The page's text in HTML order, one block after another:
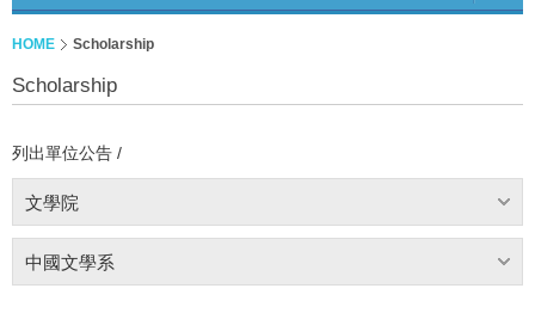
HOME Scholarship
Scholarship
列出單位公告 /
文學院
中國文學系